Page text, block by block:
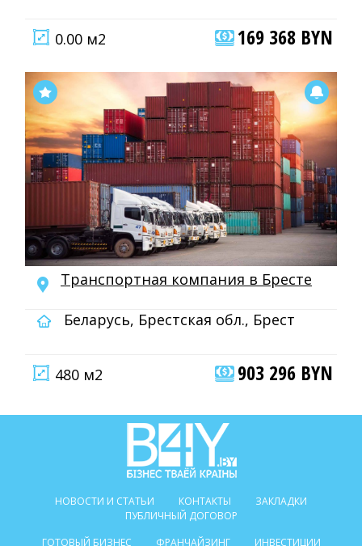
0.00 м2 169 368 BYN
Транспортная компания в Бресте
Беларусь, Брестская обл., Брест
480 м2 903 296 BYN
НОВОСТИ И СТАТЬИ КОНТАКТЫ
ЗАКЛАДКИ
ПУБЛИЧНЫЙ ДОГОВОР
ГОТОВЫЙ БИЗНЕС
ФРАНЧАЙЗИНГ ИНВЕСТИЦИИ